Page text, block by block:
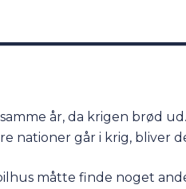
år, da krigen brød
nationer går i krig, bliver
måtte finde noget